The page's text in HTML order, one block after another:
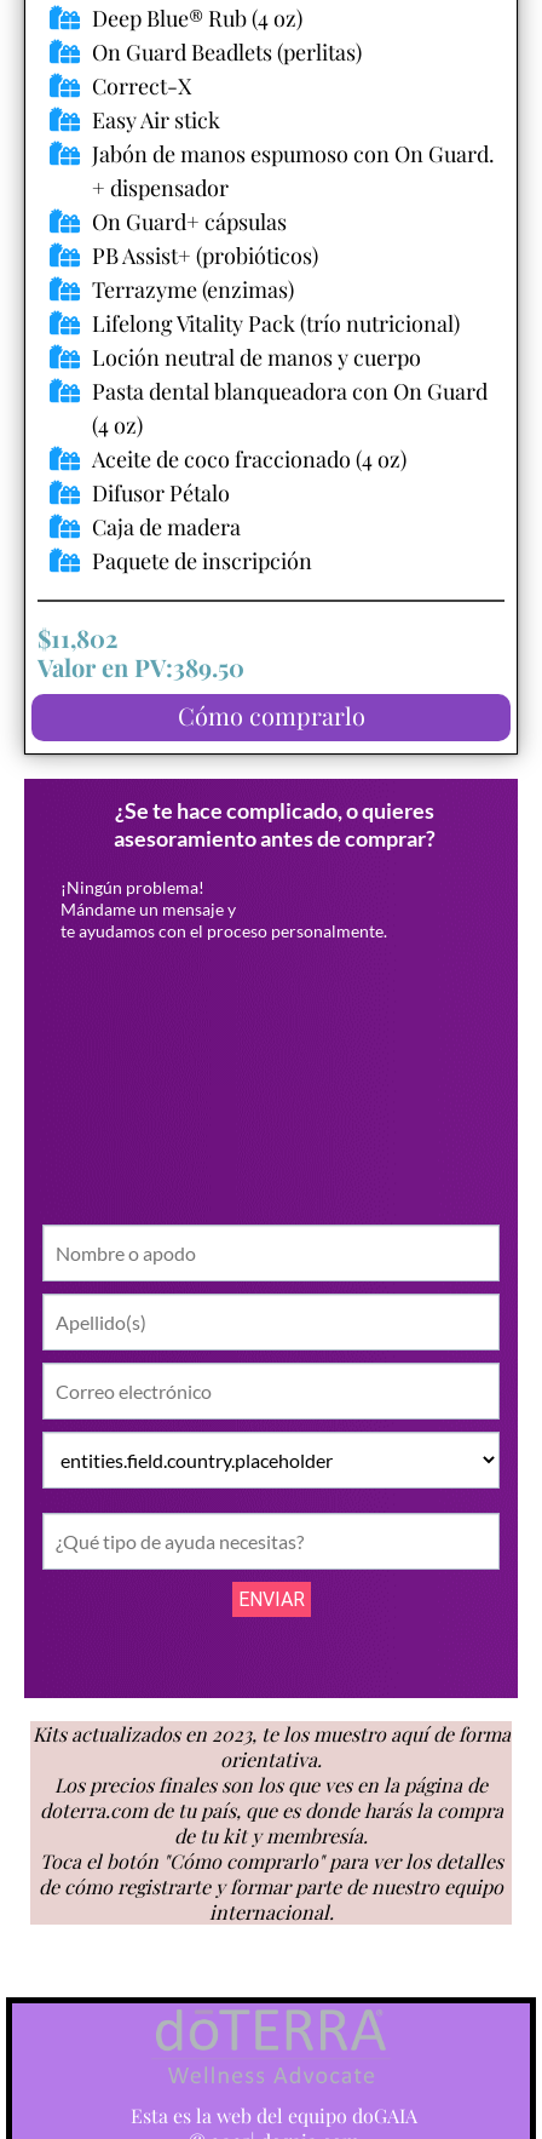
Deep Blue® Rub (4 oz)
On Guard Beadlets (perlitas)
Correct-X
Easy Air stick
Jabón de manos espumoso con On Guard.
+ dispensador
On Guard+ cápsulas
PB Assist+ (probióticos)
Terrazyme (enzimas)
Lifelong Vitality Pack (trío nutricional)
Loción neutral de manos y cuerpo
Pasta dental blanqueadora con On Guard
(4 oz)
Aceite de coco fraccionado (4 oz)
Difusor Pétalo
Caja de madera
Paquete de inscripción
$11,802
Valor en PV:389.50
Cómo comprarlo
Kits actualizados en 2023, te los muestro aquí de forma
orientativa.
Los precios finales son los que ves en la página de
doterra.com de tu país, que es donde harás la compra
de tu kit y membresía.
Toca el botón "Cómo comprarlo" para ver los detalles
de cómo registrarte y formar parte de nuestro equipo
internacional.
Esta es la web del equipo doGAIA